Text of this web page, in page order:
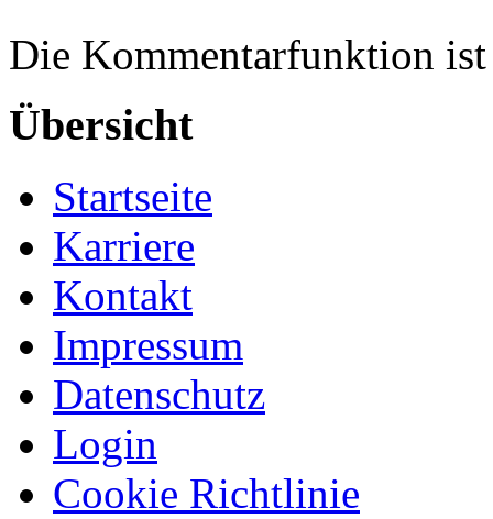
Die Kommentarfunktion ist
Übersicht
Startseite
Karriere
Kontakt
Impressum
Datenschutz
Login
Cookie Richtlinie